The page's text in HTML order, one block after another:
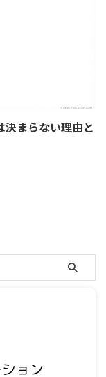
まらない理由と